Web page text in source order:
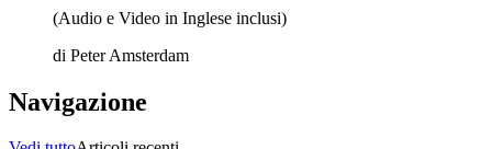
(Audio e Video in Inglese inclusi)
di Peter Amsterdam
Navigazione